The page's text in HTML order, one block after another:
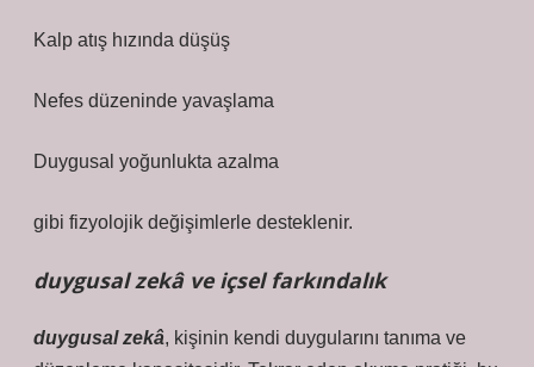
Kalp atış hızında düşüş
Nefes düzeninde yavaşlama
Duygusal yoğunlukta azalma
gibi fizyolojik değişimlerle desteklenir.
duygusal zekâ ve içsel farkındalık
duygusal zekâ, kişinin kendi duygularını tanıma ve